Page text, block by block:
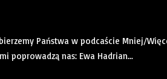
Państwa w podcaście Mniej/
poprowadzą nas: Ewa Hadrian...